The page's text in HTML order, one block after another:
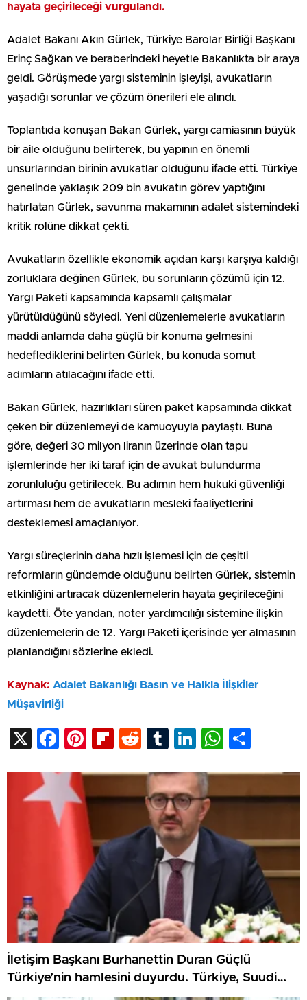
hayata geçirileceği vurgulandı.
Adalet Bakanı Akın Gürlek, Türkiye Barolar Birliği Başkanı
Erinç Sağkan ve beraberindeki heyetle Bakanlıkta bir araya
geldi. Görüşmede yargı sisteminin işleyişi, avukatların
yaşadığı sorunlar ve çözüm önerileri ele alındı.
Toplantıda konuşan Bakan Gürlek, yargı camiasının büyük
bir aile olduğunu belirterek, bu yapının en önemli
unsurlarından birinin avukatlar olduğunu ifade etti. Türkiye
genelinde yaklaşık 209 bin avukatın görev yaptığını
hatırlatan Gürlek, savunma makamının adalet sistemindeki
kritik rolüne dikkat çekti.
Avukatların özellikle ekonomik açıdan karşı karşıya kaldığı
zorluklara değinen Gürlek, bu sorunların çözümü için 12.
Yargı Paketi kapsamında kapsamlı çalışmalar
yürütüldüğünü söyledi. Yeni düzenlemelerle avukatların
maddi anlamda daha güçlü bir konuma gelmesini
hedeflediklerini belirten Gürlek, bu konuda somut
adımların atılacağını ifade etti.
Bakan Gürlek, hazırlıkları süren paket kapsamında dikkat
çeken bir düzenlemeyi de kamuoyuyla paylaştı. Buna
göre, değeri 30 milyon liranın üzerinde olan tapu
işlemlerinde her iki taraf için de avukat bulundurma
zorunluluğu getirilecek. Bu adımın hem hukuki güvenliği
artırması hem de avukatların mesleki faaliyetlerini
desteklemesi amaçlanıyor.
Yargı süreçlerinin daha hızlı işlemesi için de çeşitli
reformların gündemde olduğunu belirten Gürlek, sistemin
etkinliğini artıracak düzenlemelerin hayata geçirileceğini
kaydetti. Öte yandan, noter yardımcılığı sistemine ilişkin
düzenlemelerin de 12. Yargı Paketi içerisinde yer almasının
planlandığını sözlerine ekledi.
Kaynak: Adalet Bakanlığı Basın ve Halkla İlişkiler
Müşavirliği
X Facebook
Pinterest
Flipboard
RedditTumblr
LinkedIn
İletişim Başkanı Burhanettin Duran Güçlü
Türkiye’nin hamlesini duyurdu. Türkiye, Suudi
Arabistan ve Pakistan Mekke Anlaşması